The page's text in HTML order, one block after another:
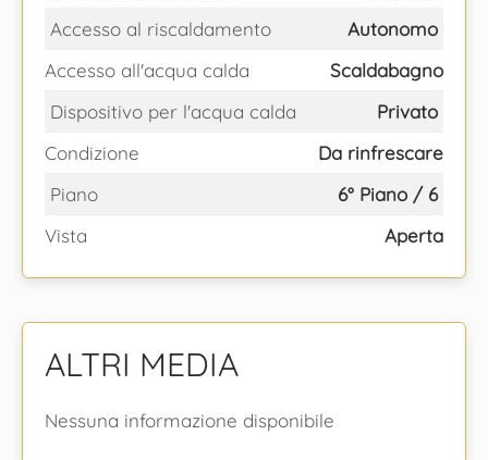
Accesso al riscaldamento
Autonomo
Accesso all'acqua calda
Scaldabagno
Dispositivo per l'acqua calda
Privato
Condizione
Da rinfrescare
Piano
6° Piano / 6
Vista
Aperta
ALTRI MEDIA
Nessuna informazione disponibile